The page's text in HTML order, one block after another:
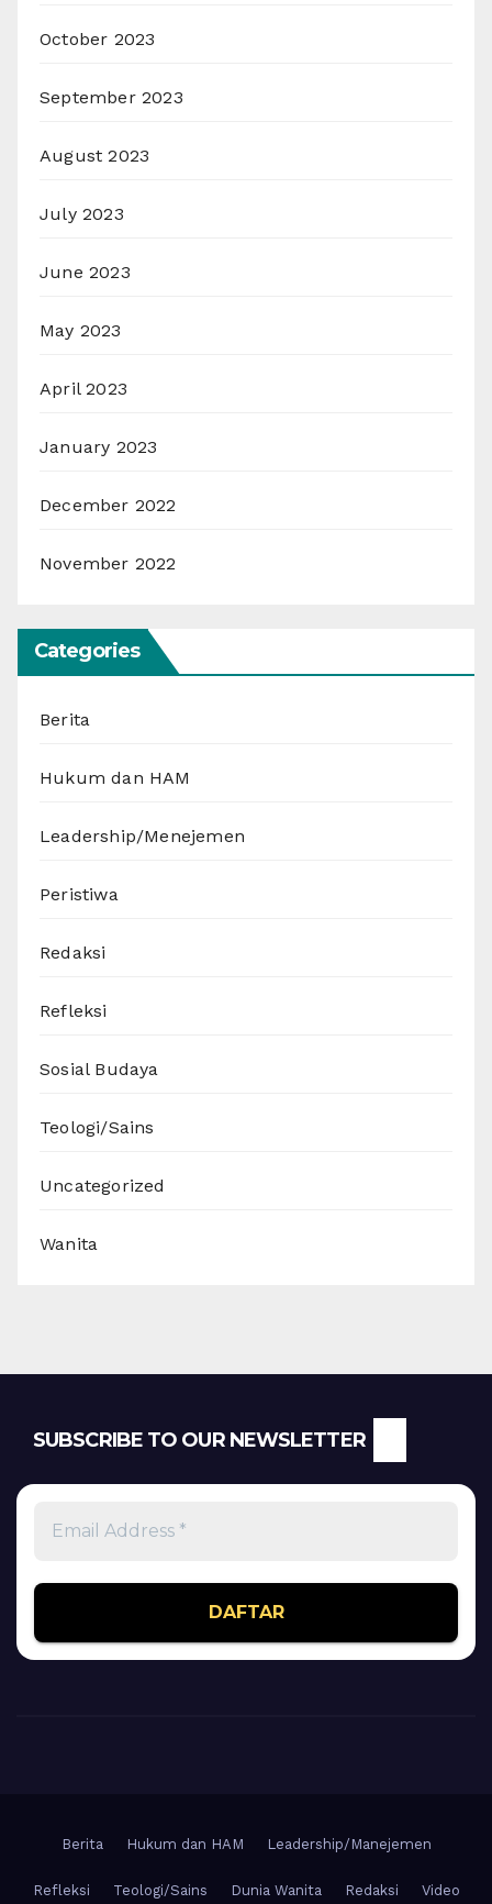
October 2023
September 2023
August 2023
July 2023
June 2023
May 2023
April 2023
January 2023
December 2022
November 2022
Categories
Berita
Hukum dan HAM
Leadership/Menejemen
Peristiwa
Redaksi
Refleksi
Sosial Budaya
Teologi/Sains
Uncategorized
Wanita
SUBSCRIBE TO OUR NEWSLETTER
Address
Berita Hukum dan HAM Leadership/Manejemen
Refleksi Teologi/Sains Dunia Wanita Redaksi Video